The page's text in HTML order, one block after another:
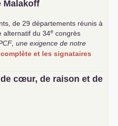
Malakoff
de 29 départements réunis à
alternatif du 34e congrès
, une exigence de notre
et les signataires
cœur, de raison et de